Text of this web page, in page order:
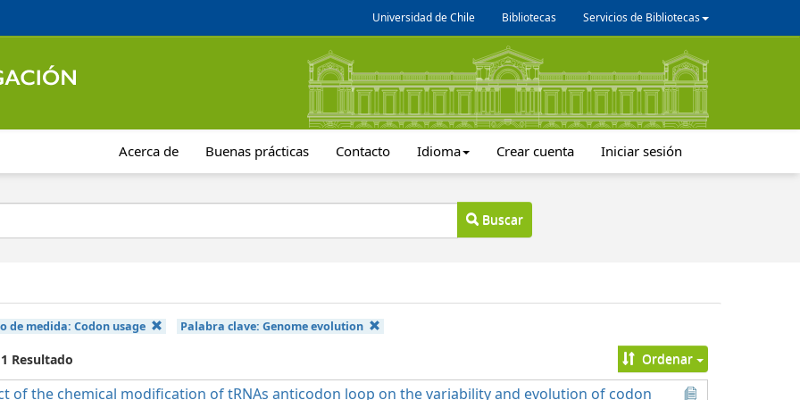
Universidad de Chile Bibliotecas Servicios de Bibliotecas
Acerca de Buenas prácticas Contacto Idioma Crear cuenta Iniciar sesión
Buscar
de medida: Codon usage Palabra clave:Genome evolution
Resultado Ordenar
of the chemical modification of tRNAs anticodon loop on the variability and evolution of codon